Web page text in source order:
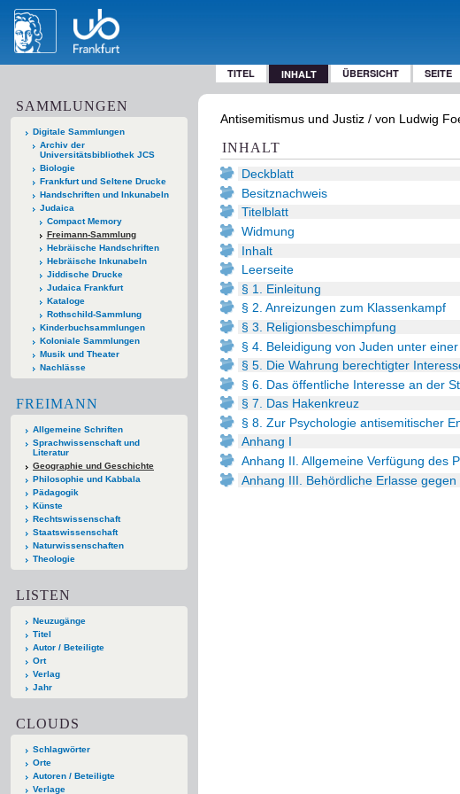
TITEL INHALT ÜBERSICHT SEITE
SAMMLUNGEN
Digitale Sammlungen
Archiv der
Universitätsbibliothek JCS
Biologie
Frankfurt und Seltene Drucke
Handschriften und Inkunabeln
Judaica
Compact Memory
Freimann-Sammlung
Hebräische Handschriften
Hebräische Inkunabeln
Jiddische Drucke
Judaica Frankfurt
Kataloge
Rothschild-Sammlung
Kinderbuchsammlungen
Koloniale Sammlungen
Musik und Theater
Nachlässe
FREIMANN
Allgemeine Schriften
Sprachwissenschaft und
Literatur
Geographie und Geschichte
Philosophie und Kabbala
Pädagogik
Künste
Rechtswissenschaft
Staatswissenschaft
Naturwissenschaften
Theologie
LISTEN
Neuzugänge
Titel
Autor / Beteiligte
Ort
Verlag
Jahr
CLOUDS
Schlagwörter
Orte
Autoren / Beteiligte
Verlage
Antisemitismus und Justiz / von Ludwig
INHALT
Deckblatt
Besitznachweis
Titelblatt
Widmung
Inhalt
Leerseite
§ 1. Einleitung
§ 2. Anreizungen zum Klassenkampf
§ 3. Religionsbeschimpfung
§ 4. Beleidigung von Juden unter
§ 5. Die Wahrung berechtigter
§ 6. Das öffentliche Interesse an der
§ 7. Das Hakenkreuz
§ 8. Zur Psychologie antisemitischer
Anhang I
Anhang II. Allgemeine Verfügung des
Anhang III. Behördliche Erlasse gegen